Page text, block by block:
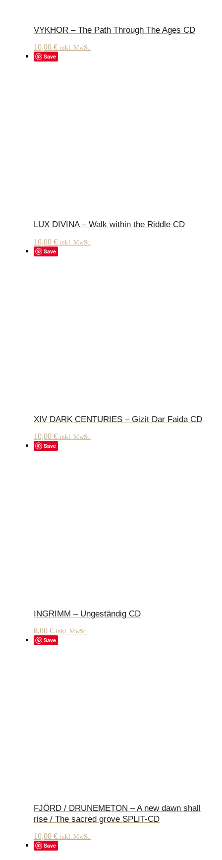
VYKHOR – The Path Through The Ages CD
10,00 € inkl. MwSt.
Save
LUX DIVINA – Walk within the Riddle CD
10,00 € inkl. MwSt.
Save
XIV DARK CENTURIES – Gizit Dar Faida CD
10,00 € inkl. MwSt.
Save
INGRIMM – Ungeständig CD
8,00 € inkl. MwSt.
Save
FJÖRD / DRUNEMETON – A new dawn shall
rise / The sacred grove SPLIT-CD
10,00 € inkl. MwSt.
Save